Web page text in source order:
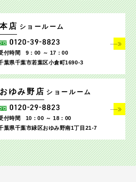
本店 ショールーム
付時間
9：00 ～ 17：00
葉県千葉市若葉区小倉町1690‐3
おゆみ野店 ショールーム
付時間
10：00 ～ 18：00
葉県千葉市緑区おゆみ野南1丁目21-7